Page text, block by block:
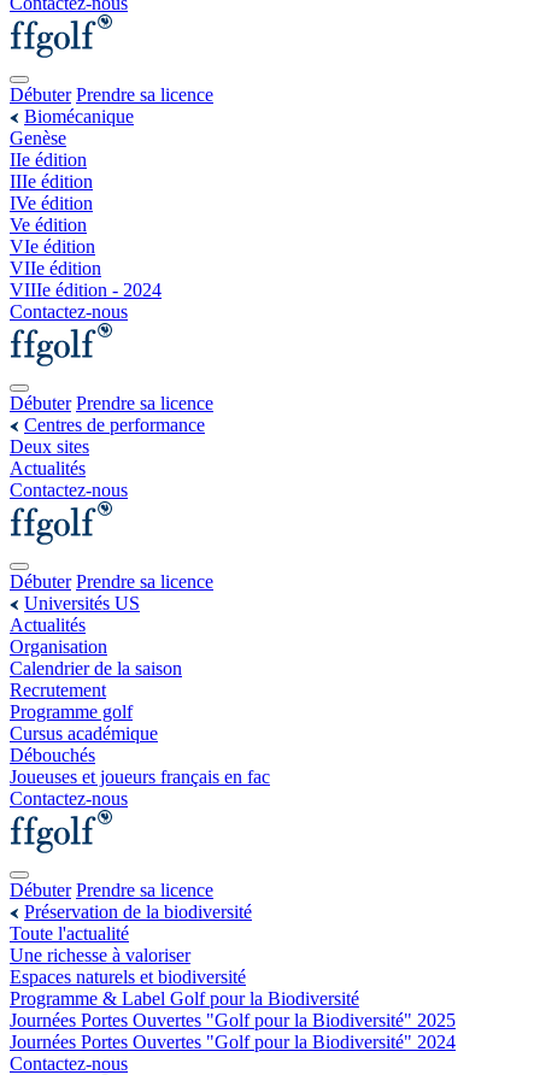
Débuter Prendre sa licence
Biomécanique
Genèse
IIe édition
IIIe édition
IVe édition
Ve édition
VIe édition
VIIe édition
VIIIe édition - 2024
Contactez-nous
Débuter Prendre sa licence
Centres de performance
Deux sites
Actualités
Contactez-nous
Débuter Prendre sa licence
Universités US
Actualités
Organisation
Calendrier de la saison
Recrutement
Programme golf
Cursus académique
Débouchés
Joueuses et joueurs français en fac
Contactez-nous
Débuter Prendre sa licence
Préservation de la biodiversité
Toute l'actualité
Une richesse à valoriser
Espaces naturels et biodiversité
Programme & Label Golf pour la Biodiversité
Journées Portes Ouvertes "Golf pour la Biodiversité" 2025
Journées Portes Ouvertes "Golf pour la Biodiversité" 2024
Contactez-nous